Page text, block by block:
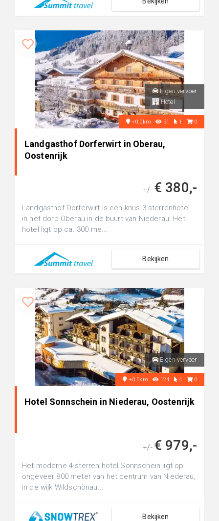
Eigen vervoer
Hotel
+0.0km 31 1 0
Landgasthof Dorferwirt in Oberau,
Oostenrijk
+/- € 380,-
Landgasthof Dorferwirt is een knus 3-sterrenhotel
in het dorp Oberau in de buurt van Niederau. Het
hotel ligt op ca. 300 me...
Bekijken
Eigen vervoer
+0.0km 124 4 0
Hotel Sonnschein in Niederau, Oostenrijk
+/- € 979,-
Het moderne 4-sterren hotel Sonnschein ligt op
ongeveer 800 meter van het centrum van Niederau,
in de wijk Wildschönau...
Bekijken